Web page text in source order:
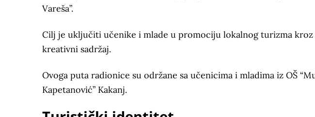
Vareša”.
Cilj je uključiti učenike i mlade u promociju lokalnog turizma
kreativni sadržaj.
Ovoga puta radionice su održane sa učenicima i mladima iz OŠ
Kapetanović” Kakanj.